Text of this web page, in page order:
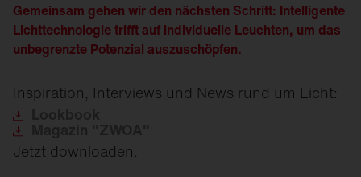
Gemeinsam gehen wir den nächsten Schritt: Intelligente
Lichttechnologie trifft auf individuelle Leuchten, um das
unbegrenzte Potenzial auszuschöpfen.
Inspiration, Interviews und News rund um Licht:
Jetzt downloaden.